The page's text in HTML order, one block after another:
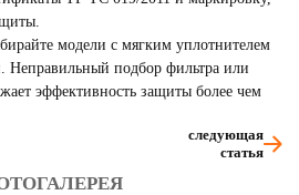
модели с мягким уплотнителем
Неправильный подбор фильтра или
эффективность защиты более чем
следующая
статья